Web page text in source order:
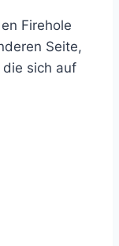
Firehole
Seite,
sich auf